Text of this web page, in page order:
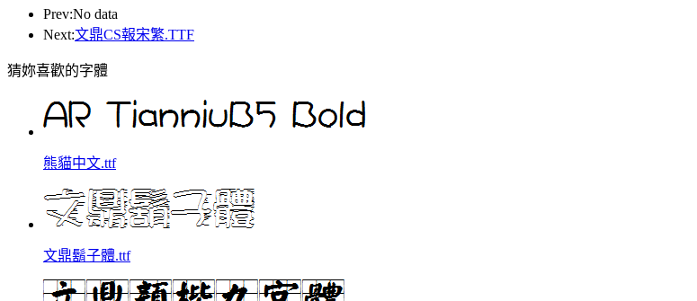
Prev:No data
Next:文鼎CS報宋繁.TTF
猜妳喜歡的字體
熊貓中文.ttf
文鼎鬍子體.ttf